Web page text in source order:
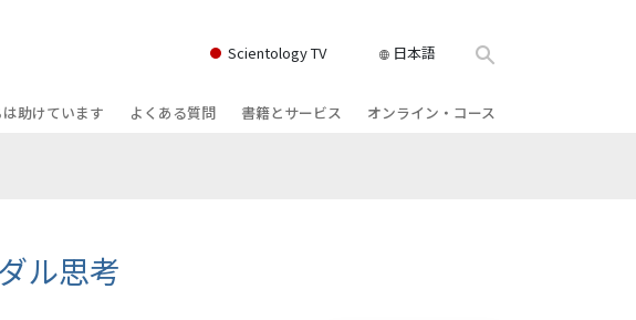
Scientology TV 日本語
助けています
ノン
よくある質問 書籍とサービス
一般向け講演
オンライン・コース
ル思考